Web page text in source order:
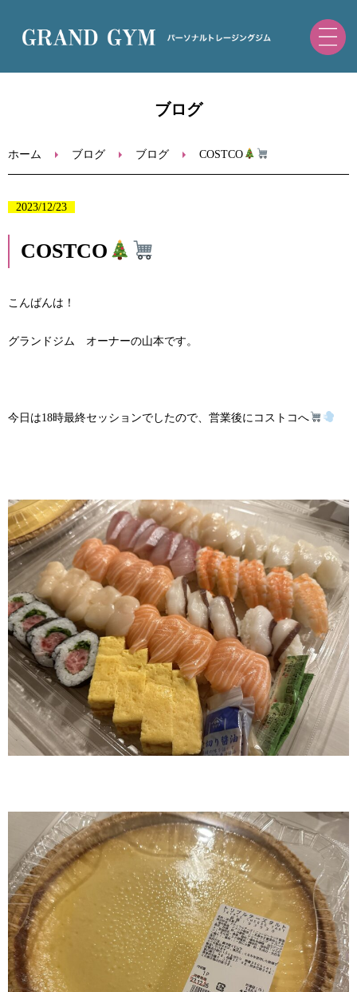
ブログ
ホーム ブログ ブログ COSTCO
2023/12/23
COSTCO
こんばんは！
グランドジム オーナーの山本です。
今日は18時最終セッションでしたので、営業後にコストコへ